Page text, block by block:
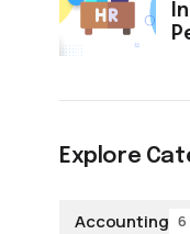
Explore
Accounting 6